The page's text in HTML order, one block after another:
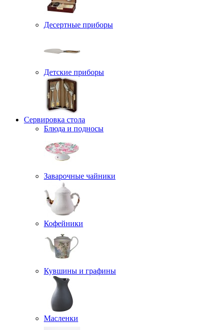
Десертные приборы
Детские приборы
Сервировка стола
Блюда и подносы
Заварочные чайники
Кофейники
Кувшины и графины
Масленки